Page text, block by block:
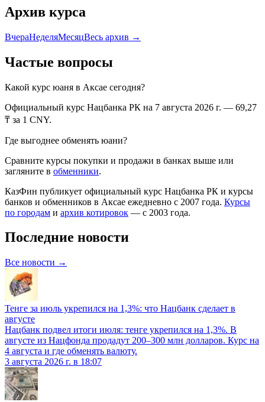
Архив курса
ВчераНеделяМесяцВесь архив →
Частые вопросы
Какой курс юаня в Аксае сегодня?
Официальный курс Нацбанка РК на 7 августа 2026 г. — 69,27
₸ за 1 CNY.
Где выгоднее обменять юани?
Сравните курсы покупки и продажи в банках выше или
загляните в обменники.
КазФин публикует официальный курс Нацбанка РК и курсы
банков и обменников в Аксае ежедневно с 2007 года. Курсы
по городам и архив котировок — с 2003 года.
Последние новости
Все новости →
Тенге за июль укрепился на 1,3%: что Нацбанк сделает в
августе
Нацбанк подвел итоги июля: тенге укрепился на 1,3%. В
августе из Нацфонда продадут 200–300 млн долларов. Курс на
4 августа и где обменять валюту.
3 августа 2026 г. в 18:07